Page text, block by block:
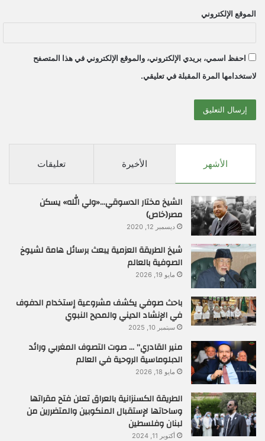
الموقع الإلكتروني
احفظ اسمي، بريدي الإلكتروني، والموقع الإلكتروني في هذا المتصفح
لاستخدامها المرة المقبلة في تعليقي.
الأشهر الأخيرة تعليقات
الشيخ مختار الدسوقي…«ولي الله» يسكن
مصر(خاص)
ديسمبر 12, 2020
شيخ الطريقة العزمية يبعث برسائل هامة لشيوخ
الصوفية بالعالم
مايو 19, 2026
باحث صوفي يكشف مشروعية إستخدام الدفوف
في الإنشاد الديني والمديح النبوي
سبتمبر 10, 2025
منير القادري” … صوت التصوف المغربي ورائد
الدبلوماسية الروحية في العالم
مايو 18, 2026
الطريقة الكسنزانية بالعراق تعلن فتح مقراتها
وساحاتها لإستقبال المنكوبين والمتضررين من
لبنان وفلسطين
أكتوبر 11, 2024